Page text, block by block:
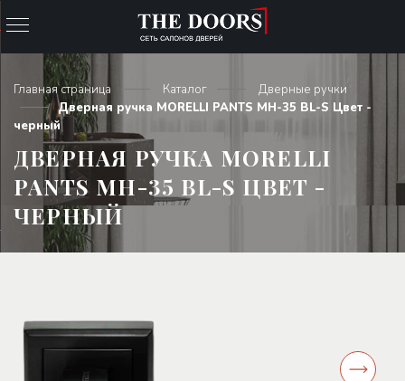
Главная страница Каталог
Дверные ручки
Дверная ручка MORELLI PANTS MH-35 BL-S Цвет -
черный
ДВЕРНАЯ РУЧКА MORELLI
PANTS MH-35 BL-S ЦВЕТ -
ЧЕРНЫЙ